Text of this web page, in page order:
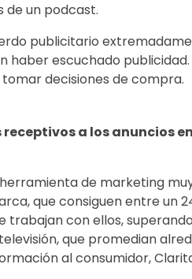
de un podcast.
publicitario
haber escuchado publicidad.
decisiones de compra.
receptivos a los anuncios
de marketing
que consiguen entre un
trabajan con ellos,
que promedian
al consumidor,